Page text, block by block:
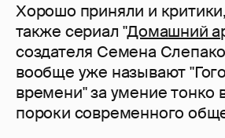
Хорошо приняли и
также сериал "Домашний
создателя Семена
вообще уже называют
времени" за умение тонко
пороки современного